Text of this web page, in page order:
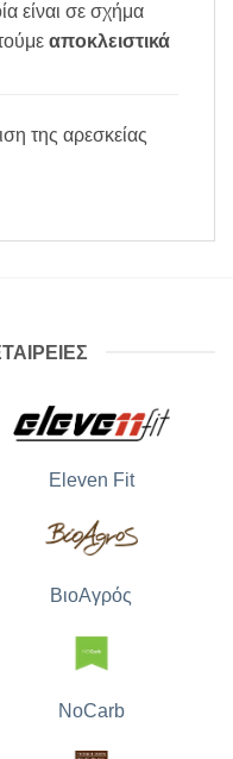
είναι σε σχήμα
αποκλειστικά
της αρεσκείας
Eleven Fit
ΒιοΑγρός
NoCarb